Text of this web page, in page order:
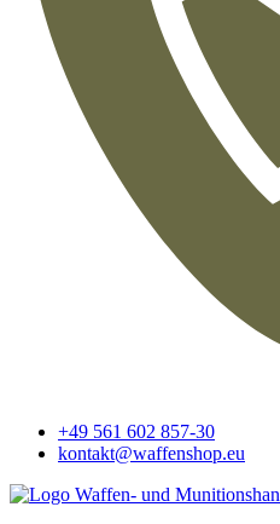
+49 561 602 857-30
kontakt@waffenshop.eu